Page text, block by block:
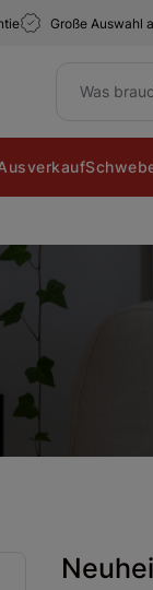
Große Auswahl